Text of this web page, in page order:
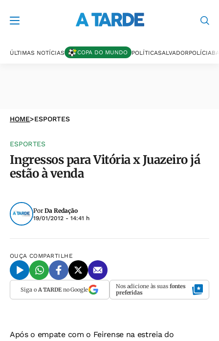
ÚLTIMAS NOTÍCIAS COPA DO MUNDO POLÍTICASALVADORPOLÍCIA
HOME>ESPORTES
ESPORTES
Ingressos para Vitória x Juazeiro já
estão à venda
Por Da Redação
19/01/2012 - 14:41 h
OUÇA COMPARTILHE
Siga o A TARDEno Google Nos adicione às suas fontes
preferidas
Após o empate com o Feirense na estreia do